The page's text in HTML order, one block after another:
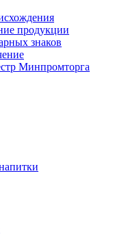
продукции
знаков
Минпромторга